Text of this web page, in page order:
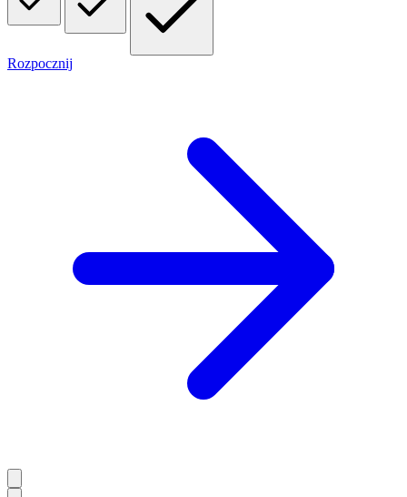
Rozpocznij